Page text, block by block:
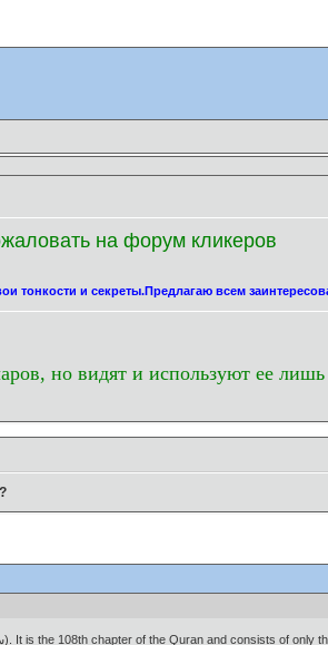
на форум кликеров
и секреты.Предлагаю всем
но видят и используют ее